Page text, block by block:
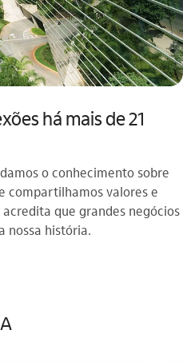
há mais de 21
o conhecimento sobre
compartilhamos valores e
acredita que grandes negócios
nossa história.